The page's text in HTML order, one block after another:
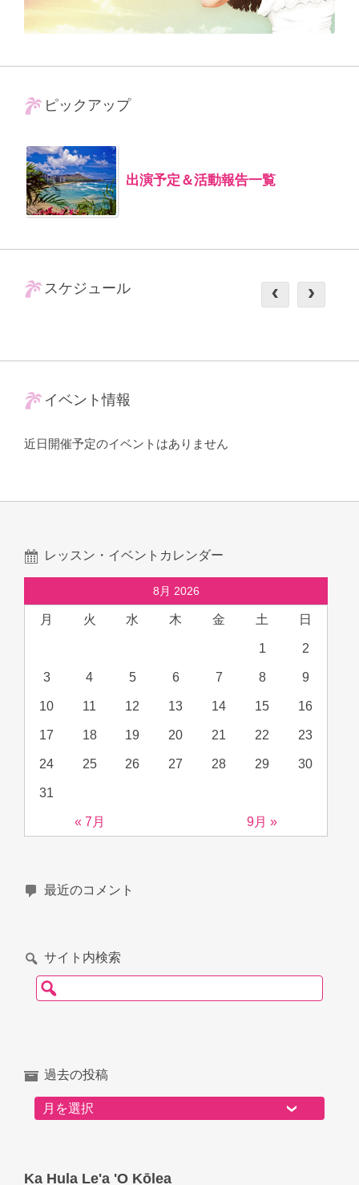
ピックアップ
出演予定＆活動報告一覧
スケジュール
イベント情報
近日開催予定のイベントはありません
レッスン・イベントカレンダー
8月 2026
月 火 水 木 金 土 日
« 7月 9月 »
1 2
3 4 5 6 7 8 9
10 11 12 13 14 15 16
17 18 19 20 21 22 23
24 25 26 27 28 29 30
31
最近のコメント
サイト内検索
検索:
過去の投稿
過去の投稿
Ka Hula Le'a 'O Kōlea